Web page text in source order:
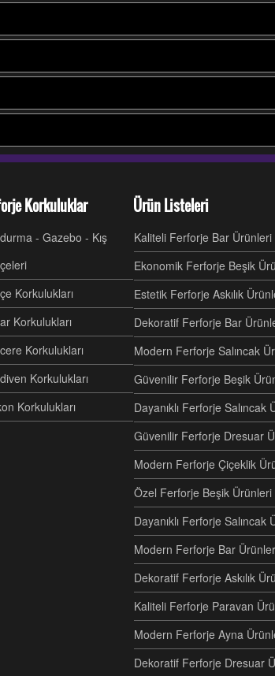
Korkuluklar
- Gazebo - Kış
Korkulukları
Korkulukları
Korkulukları
Korkulukları
Korkulukları
Ürün Listeleri
Kaliteli Ferforje Bar Ürünleri
Ekonomik Ferforje Beşik
Estetik Ferforje Askılık
Dekoratif Ferforje Bar
Modern Ferforje Salıncak
Güvenilir Ferforje Beşik
Dayanıklı Ferforje
Güvenilir Ferforje Dresuar
Modern Ferforje Çiçeklik
Özel Ferforje Beşik Ürünleri
Dayanıklı Ferforje
Modern Ferforje Bar
Dekoratif Ferforje Askılık
Kaliteli Ferforje Paravan
Modern Ferforje Ayna
Dekoratif Ferforje Dresuar